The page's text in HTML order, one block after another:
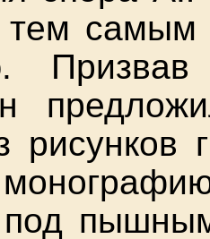
тем самым
рисунков
под